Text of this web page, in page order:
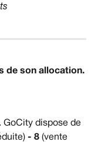
de son allocation.
GoCity dispose de
- 8 (vente